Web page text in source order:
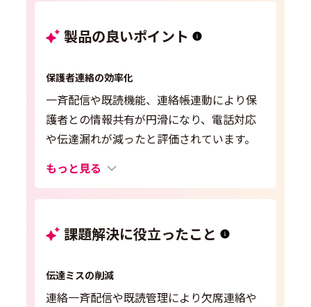
製品の良いポイント
保護者連絡の効率化
一斉配信や既読機能、連絡帳連動により保
護者との情報共有が円滑になり、電話対応
や伝達漏れが減ったと評価されています。
もっと見る
課題解決に役立ったこと
伝達ミスの削減
連絡一斉配信や既読管理により欠席連絡や